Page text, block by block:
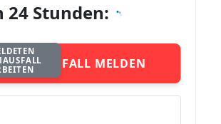
24 Stunden:
MELDEN